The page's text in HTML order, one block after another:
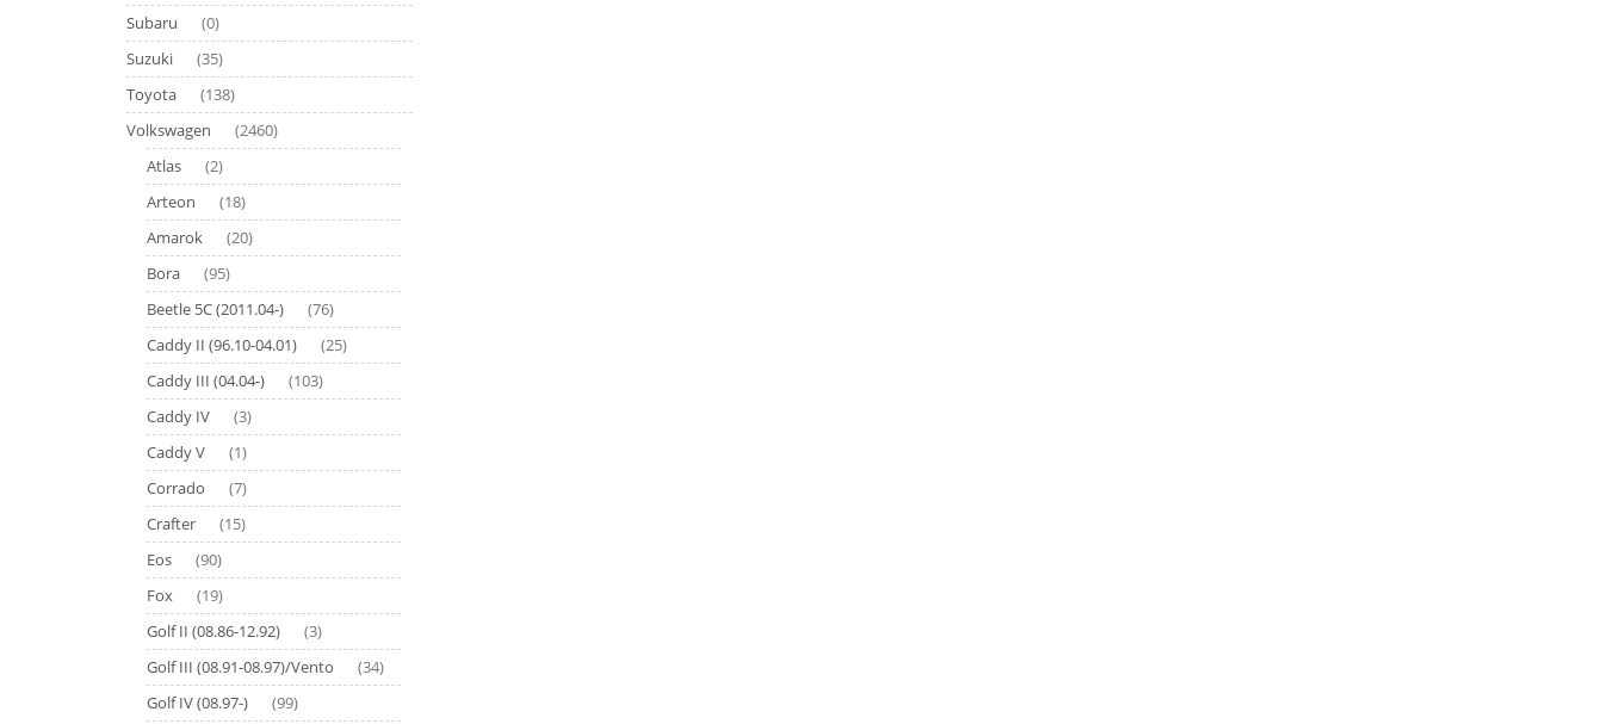
Subaru (0)
Suzuki (35)
Toyota (138)
Volkswagen (2460)
Atlas (2)
Arteon (18)
Amarok (20)
Bora (95)
Beetle 5C (2011.04-) (76)
Caddy II (96.10-04.01) (25)
Caddy III (04.04-) (103)
Caddy IV (3)
Caddy V (1)
Corrado (7)
Crafter (15)
Eos (90)
Fox (19)
Golf II (08.86-12.92) (3)
Golf III (08.91-08.97)/Vento (34)
Golf IV (08.97-) (99)